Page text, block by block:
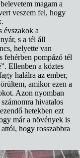
magam a
veszem fel, hogy
évszakok a
s a tél áll
helyette van
fehérben pompázó tél
Ellenben a köztes
halálra az ember,
amikor ezen a
Azon nyomban
hivatalos
hetekben ezt
már a növények is
hogy rosszabbra